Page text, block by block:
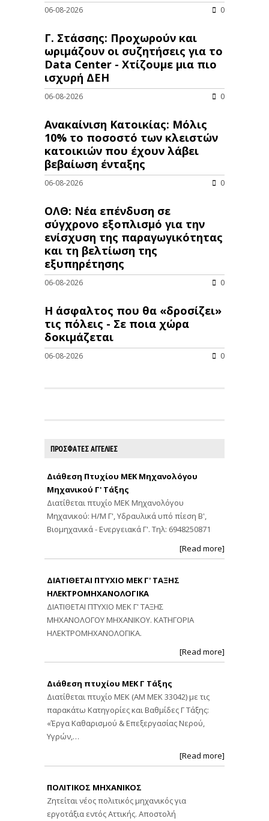
06-08-2026 0
Γ. Στάσσης: Προχωρούν και
ωριμάζουν οι συζητήσεις για το
Data Center - Χτίζουμε μια πιο
ισχυρή ΔΕΗ
06-08-2026 0
Ανακαίνιση Κατοικίας: Μόλις
10% το ποσοστό των κλειστών
κατοικιών που έχουν λάβει
βεβαίωση ένταξης
06-08-2026 0
ΟΛΘ: Νέα επένδυση σε
σύγχρονο εξοπλισμό για την
ενίσχυση της παραγωγικότητας
και τη βελτίωση της
εξυπηρέτησης
06-08-2026 0
Η άσφαλτος που θα «δροσίζει»
τις πόλεις - Σε ποια χώρα
δοκιμάζεται
06-08-2026 0
ΠΡΟΣΦΑΤΕΣ ΑΓΓΕΛΙΕΣ
Διάθεση Πτυχίου ΜΕΚ Μηχανολόγου
Μηχανικού Γ' Τάξης
Διατίθεται πτυχίο ΜΕΚ Μηχανολόγου
Μηχανικού: Η/Μ Γ', Υδραυλικά υπό πίεση Β',
Βιομηχανικά - Ενεργειακά Γ'. Τηλ: 6948250871
[Read more]
ΔΙΑΤΙΘΕΤΑΙ ΠΤΥΧΙΟ ΜΕΚ Γ' ΤΑΞΗΣ
ΗΛΕΚΤΡΟΜΗΧΑΝΟΛΟΓΙΚΑ
ΔΙΑΤΙΘΕΤΑΙ ΠΤΥΧΙΟ ΜΕΚ Γ' ΤΑΞΗΣ
ΜΗΧΑΝΟΛΟΓΟΥ ΜΗΧΑΝΙΚΟΥ. ΚΑΤΗΓΟΡΙΑ
ΗΛΕΚΤΡΟΜΗΧΑΝΟΛΟΓΙΚΑ.
[Read more]
Διάθεση πτυχίου ΜΕΚ Γ Τάξης
Διατίθεται πτυχίο ΜΕΚ (ΑΜ ΜΕΚ 33042) με τις
παρακάτω Κατηγορίες και Βαθμίδες Γ Τάξης:
«Έργα Καθαρισμού & Επεξεργασίας Νερού,
Υγρών,…
[Read more]
ΠΟΛΙΤΙΚΟΣ ΜΗΧΑΝΙΚΟΣ
Ζητείται νέος πολιτικός μηχανικός για
εργοτάξια εντός Αττικής. Αποστολή